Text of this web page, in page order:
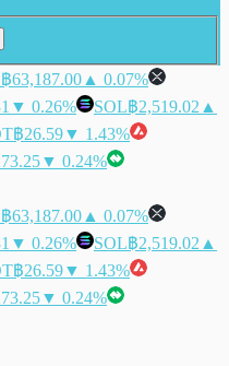
฿63,187.00 ▲ 0.07%
▼ 0.26% SOL฿2,519.02 ▲
฿26.59▼ 1.43%
▼ 0.24%
฿63,187.00 ▲ 0.07%
▼ 0.26% SOL฿2,519.02 ▲
฿26.59▼ 1.43%
▼ 0.24%